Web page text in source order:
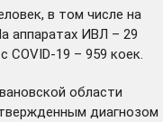
в том числе на
аппаратах ИВЛ – 29
19 – 959 коек.
области
диагнозом